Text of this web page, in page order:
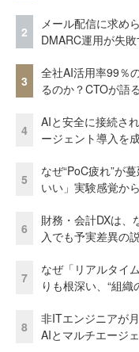
2
メール配信に求め
DMARC運用が失
3
全社AI活用率99％
るのか？CTOが語
4
AIと安全に接続さ
ージェント導入を
5
なぜ“PoC疲れ”が
いい」実験感覚か
6
財務・会計DXは
入でも予実差異の
7
なぜ「リアルタイ
りも根深い、“組織
8
非ITエンジニアが
AIとマルチエージ